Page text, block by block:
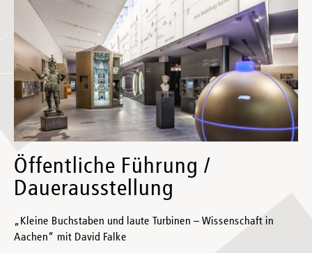
Öffentliche Führung /
Dauerausstellung
„Kleine Buchstaben und laute Turbinen – Wissenschaft in
Aachen“ mit David Falke